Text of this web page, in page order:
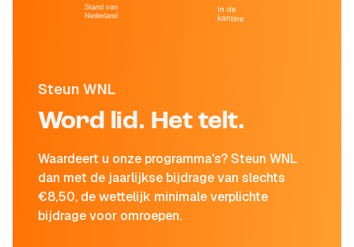
Steun WNL
Word lid. Het telt.
Waardeert u onze programma's? Steun WNL
dan met de jaarlijkse bijdrage van slechts
€8,50, de wettelijk minimale verplichte
bijdrage voor omroepen.
Stand van
Nederland
In de
kantine